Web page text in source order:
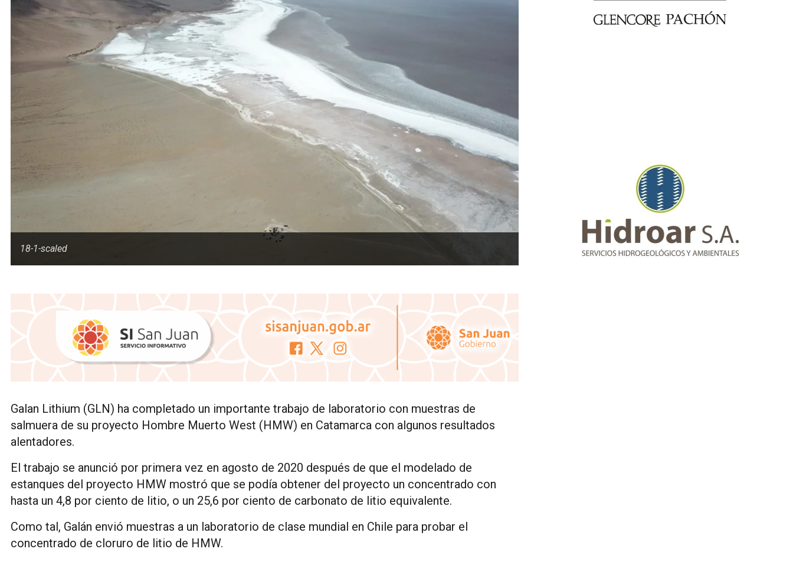
18-1-scaled
Galan Lithium (GLN) ha completado un importante trabajo de laboratorio con muestras de
salmuera de su proyecto Hombre Muerto West (HMW) en Catamarca con algunos resultados
alentadores.
El trabajo se anunció por primera vez en agosto de 2020 después de que el modelado de
estanques del proyecto HMW mostró que se podía obtener del proyecto un concentrado con
hasta un 4,8 por ciento de litio, o un 25,6 por ciento de carbonato de litio equivalente.
Como tal, Galán envió muestras a un laboratorio de clase mundial en Chile para probar el
concentrado de cloruro de litio de HMW.